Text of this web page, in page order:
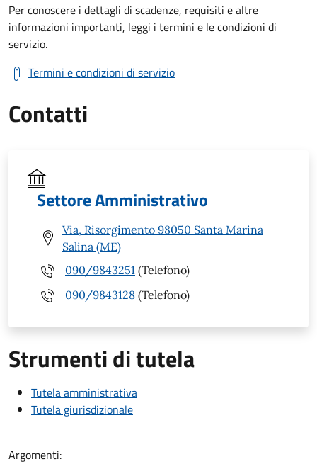
Per conoscere i dettagli di scadenze, requisiti e altre
informazioni importanti, leggi i termini e le condizioni di
servizio.
Termini e condizioni di servizio
Contatti
Settore Amministrativo
Via, Risorgimento 98050 Santa Marina
Salina (ME)
090/9843251 (Telefono)
090/9843128 (Telefono)
Strumenti di tutela
Tutela amministrativa
Tutela giurisdizionale
Argomenti: